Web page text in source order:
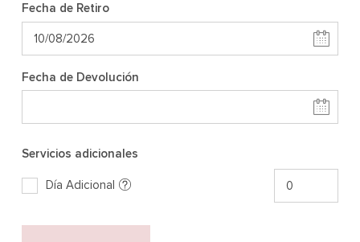
Fecha de Retiro
Fecha de Devolución
Servicios adicionales
Día Adicional